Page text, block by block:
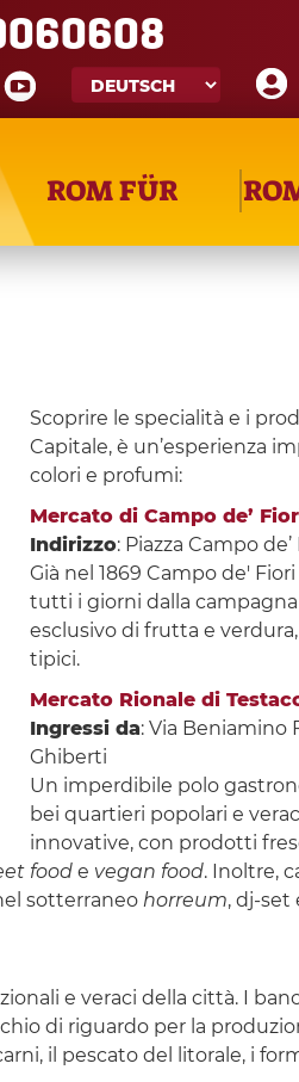
ROM FÜR
Scoprire le specialità e i
Capitale, è un’esperienza
colori e profumi:
Mercato di Campo de’
Indirizzo: Piazza Campo de’
Già nel 1869 Campo de'
tutti i giorni dalla
esclusivo di frutta e
tipici.
Mercato Rionale di
Ingressi da: Via Beniamino
Ghiberti
Un imperdibile polo
bei quartieri popolari e
innovative, con prodotti
foode vegan food. Inoltre,
sotterraneo horreum, dj-set
e veraci della città. I
di riguardo per la
il pescato del litorale, i